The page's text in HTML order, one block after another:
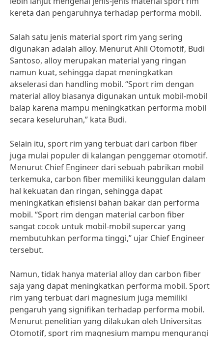
kereta dan pengaruhnya terhadap performa mobil.
Salah satu jenis material sport rim yang sering
digunakan adalah alloy. Menurut Ahli Otomotif, Budi
Santoso, alloy merupakan material yang ringan
namun kuat, sehingga dapat meningkatkan
akselerasi dan handling mobil. “Sport rim dengan
material alloy biasanya digunakan untuk mobil-mobil
balap karena mampu meningkatkan performa mobil
secara keseluruhan,” kata Budi.
Selain itu, sport rim yang terbuat dari carbon fiber
juga mulai populer di kalangan penggemar otomotif.
Menurut Chief Engineer dari sebuah pabrikan mobil
terkemuka, carbon fiber memiliki keunggulan dalam
hal kekuatan dan ringan, sehingga dapat
meningkatkan efisiensi bahan bakar dan performa
mobil. “Sport rim dengan material carbon fiber
sangat cocok untuk mobil-mobil supercar yang
membutuhkan performa tinggi,” ujar Chief Engineer
tersebut.
Namun, tidak hanya material alloy dan carbon fiber
saja yang dapat meningkatkan performa mobil. Sport
rim yang terbuat dari magnesium juga memiliki
pengaruh yang signifikan terhadap performa mobil.
Menurut penelitian yang dilakukan oleh Universitas
Otomotif, sport rim magnesium mampu mengurangi